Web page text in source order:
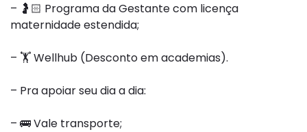
– 🤰🏻 Programa da Gestante com licença
maternidade estendida;
– 🏋️‍Wellhub (Desconto em academias).
– Pra apoiar seu dia a dia:
– 🚌Vale transporte;